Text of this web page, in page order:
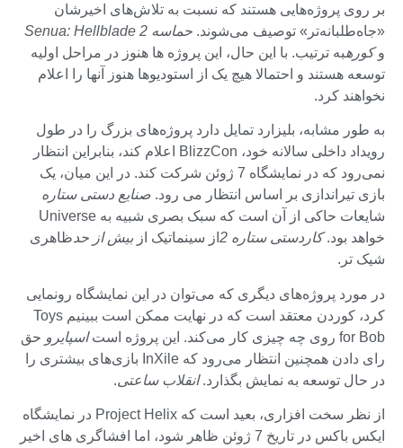
بر روی پروژه‌هایی هستند که نسبت به تلاش‌های اخیرشان
«جاه‌طلبانه‌تر» توصیف می‌شوند. حماسه Senua: Hellblade 2
وکورهبه ترتیب. با این حال، این پروژه ها هنوز در مراحل اولیه
توسعه هستند و احتمالا هیچ یک از استودیوها هنوز آنها را اعلام
نخواهند کرد.
به طور مشابه، بلیزارد تمایل دارد پروژه‌های بزرگ را در طول
رویداد داخلی سالانه خود، BlizzCon اعلام کند، بنابراین انتظار
نمی‌رود که در نمایشگاه 7 ژوئن شرکت کند. در این میان، یک
بازی تیراندازی بر اساس انتظار می رود. صنایع دستی ستاره
شایعات حاکی از آن است که سبک بصری شبیه به Universe
خواهد بود.کاردستی ستاره 2 از سینماتیک از بیش از حدظاهری
شیک تر.
در مورد پروژه‌های دیگری که می‌توان در این نمایشگاه رونمایی
کرد، کوردن معتقد است که در نهایت ممکن است ببینیم Toys
for Bob روی چه چیزی کار می‌کند. این پروژه است
اسپایرو حق
رای دادن همچنین انتظار می‌رود که InXile بازی‌های بیشتری را
در حال توسعه به نمایش بگذارد.انقلاب ساعتی.
از نظر سخت افزاری، بعید است که Project Helix در نمایشگاه
ایکس باکس در تاریخ 7 ژوئن ظاهر شود، اما افشاگری های اخیر